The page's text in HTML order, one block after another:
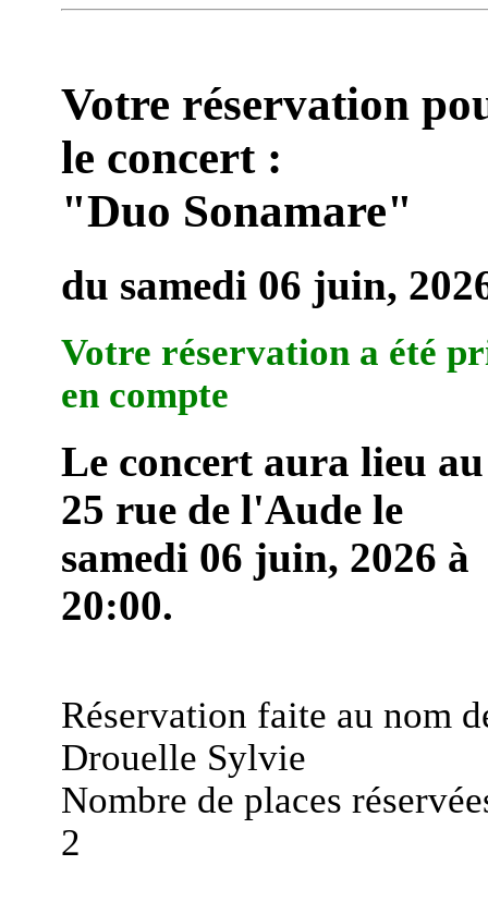
Votre réservation
le concert :
"Duo Sonamare"
du samedi 06 juin,
Votre réservation a été
en compte
Le concert aura lieu au
25 rue de l'Aude le
samedi 06 juin, 2026 à
20:00.
Réservation faite au nom
Drouelle Sylvie
Nombre de places
2